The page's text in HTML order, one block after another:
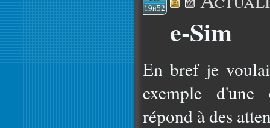
19h52
e-Sim
En bref je
exemple
répond à des